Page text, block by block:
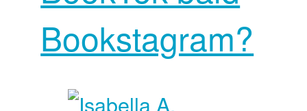
Bookstagram?